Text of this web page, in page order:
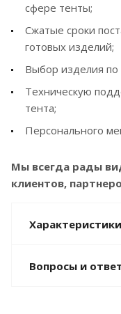
сфере тенты;
Сжатые сроки
готовых изделий;
Выбор изделия
Техническую
тента;
Персонального
Мы всегда рады
клиентов,
Характеристики
Вопросы и